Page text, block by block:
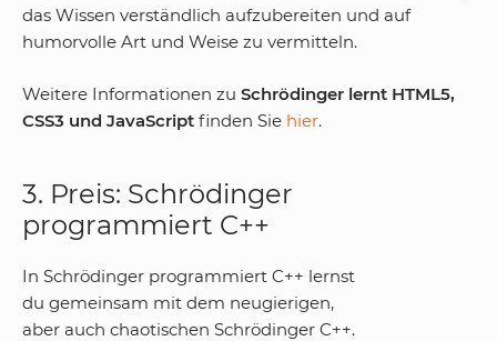
das Wissen verständlich aufzubereiten und auf
humorvolle Art und Weise zu vermitteln.
Weitere Informationen zu Schrödinger lernt HTML5,
CSS3 und JavaScript finden Sie hier.
3. Preis: Schrödinger
programmiert C++
In Schrödinger programmiert C++ lernst
du gemeinsam mit dem neugierigen,
aber auch chaotischen Schrödinger C++.